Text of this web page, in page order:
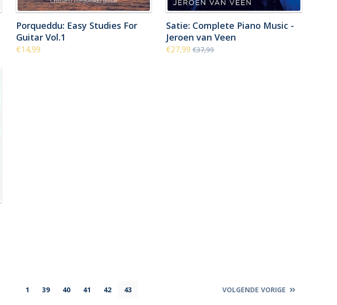
Porqueddu: Easy Studies For
Guitar Vol.1
€14,99
Satie: Complete Piano Music -
Jeroen van Veen
€27,99€37,99
1 39 40 41 42 43 VOLGENDE VORIGE